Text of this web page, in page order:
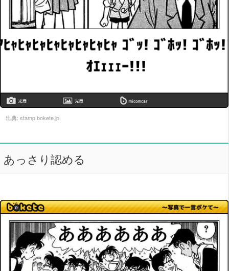
出典: stamp.bokete.jp
あっさり認める